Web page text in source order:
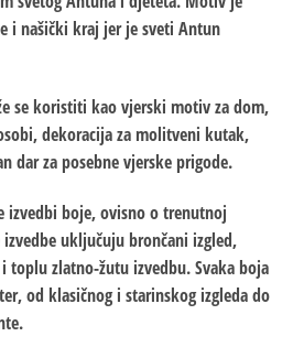
i našički kraj jer je sveti Antun
se koristiti kao vjerski motiv za dom,
dekoracija za molitveni kutak,
dar za posebne vjerske prigode.
izvedbi boje, ovisno o trenutnoj
uključuju brončani izgled,
toplu zlatno-žutu izvedbu. Svaka boja
od klasičnog i starinskog izgleda do